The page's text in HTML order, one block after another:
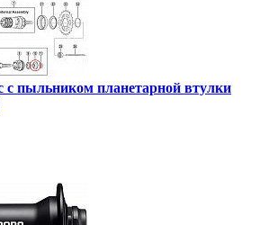
с пыльником планетарной втулки